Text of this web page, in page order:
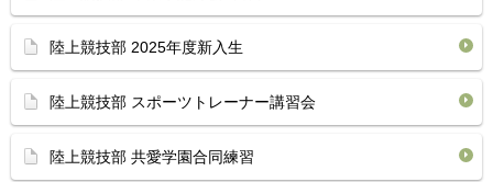
陸上競技部 2025年度新入生
陸上競技部 スポーツトレーナー講習会
陸上競技部 共愛学園合同練習